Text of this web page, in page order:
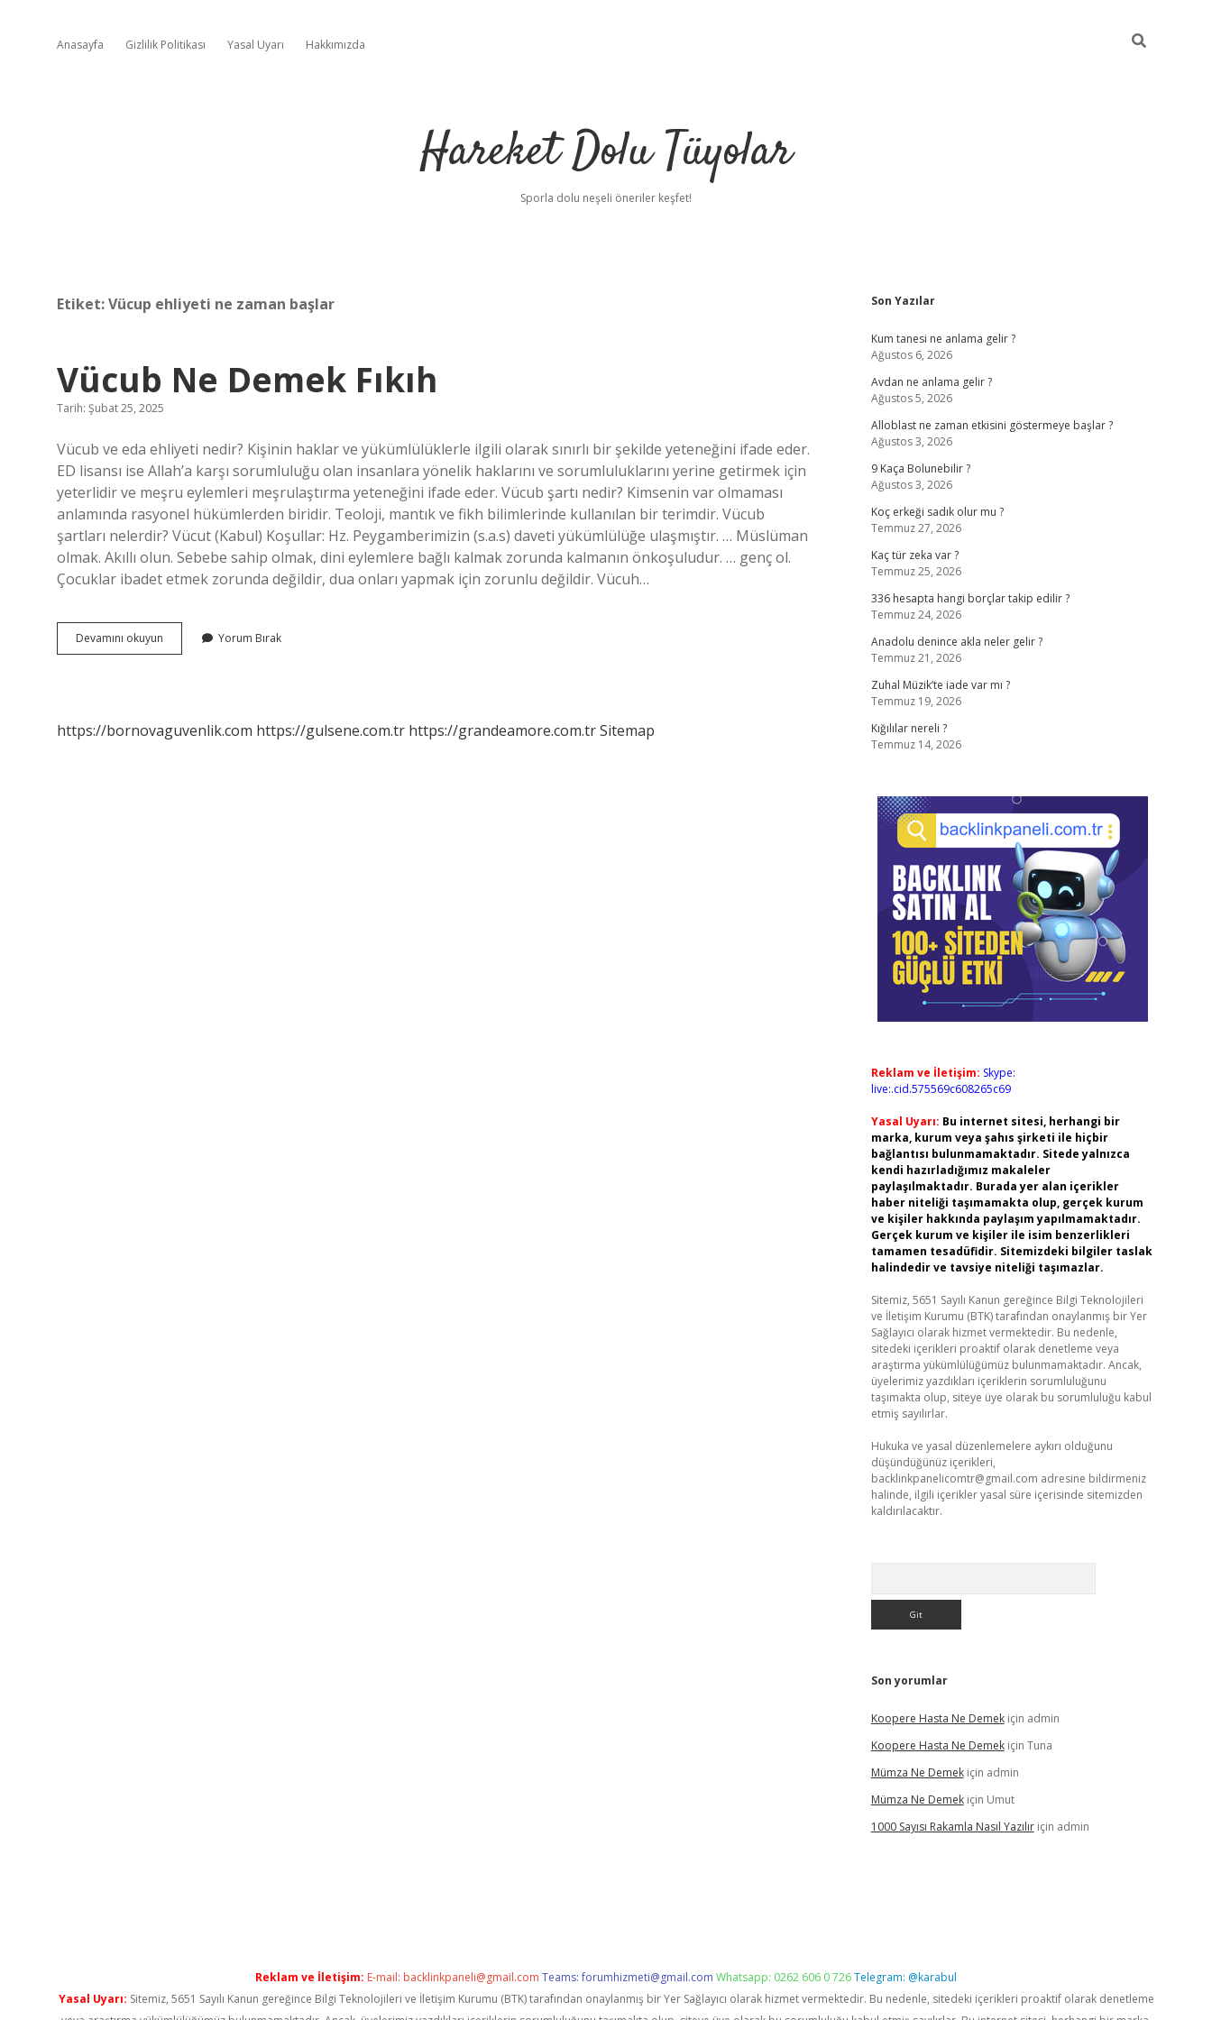
Anasayfa Gizlilik Politikası Yasal Uyarı Hakkımızda
Hareket Dolu Tüyolar
Sporla dolu neşeli öneriler keşfet!
Etiket:Vücup ehliyeti ne zaman başlar
Vücub Ne Demek Fıkıh
Tarih: Şubat 25, 2025
Vücub ve eda ehliyeti nedir? Kişinin haklar ve yükümlülüklerle ilgili olarak sınırlı bir şekilde yeteneğini ifade eder.
ED lisansı ise Allah’a karşı sorumluluğu olan insanlara yönelik haklarını ve sorumluluklarını yerine getirmek için
yeterlidir ve meşru eylemleri meşrulaştırma yeteneğini ifade eder. Vücub şartı nedir? Kimsenin var olmaması
anlamında rasyonel hükümlerden biridir. Teoloji, mantık ve fikh bilimlerinde kullanılan bir terimdir. Vücub
şartları nelerdir? Vücut (Kabul) Koşullar: Hz. Peygamberimizin (s.a.s) daveti yükümlülüğe ulaşmıştır. … Müslüman
olmak. Akıllı olun. Sebebe sahip olmak, dini eylemlere bağlı kalmak zorunda kalmanın önkoşuludur. … genç ol.
Çocuklar ibadet etmek zorunda değildir, dua onları yapmak için zorunlu değildir. Vücuh…
Devamını okuyun
Ne
Yorum Bırak
https://bornovaguvenlik.com https://gulsene.com.tr https://grandeamore.com.trSitemap
Sidebar
Son Yazılar
Kum tanesi ne anlama gelir ?
Ağustos 6, 2026
Avdan ne anlama gelir ?
Ağustos 5, 2026
Alloblast ne zaman etkisini göstermeye başlar ?
Ağustos 3, 2026
9 Kaça Bolunebilir ?
Ağustos 3, 2026
Koç erkeği sadık olur mu ?
Temmuz 27, 2026
Kaç tür zeka var ?
Temmuz 25, 2026
336 hesapta hangi borçlar takip edilir ?
Temmuz 24, 2026
Anadolu denince akla neler gelir ?
Temmuz 21, 2026
Zuhal Müzik’te iade var mı ?
Temmuz 19, 2026
Kığılılar nereli ?
Temmuz 14, 2026
Reklam ve İletişim: Skype:
live:.cid.575569c608265c69
Yasal Uyarı: Bu internet sitesi, herhangi bir
marka, kurum veya şahıs şirketi ile hiçbir
bağlantısı bulunmamaktadır. Sitede yalnızca
kendi hazırladığımız makaleler
paylaşılmaktadır. Burada yer alan içerikler
haber niteliği taşımamakta olup, gerçek kurum
ve kişiler hakkında paylaşım yapılmamaktadır.
Gerçek kurum ve kişiler ile isim benzerlikleri
tamamen tesadüfidir. Sitemizdeki bilgiler taslak
halindedir ve tavsiye niteliği taşımazlar.
Sitemiz, 5651 Sayılı Kanun gereğince Bilgi Teknolojileri
ve İletişim Kurumu (BTK) tarafından onaylanmış bir Yer
Sağlayıcı olarak hizmet vermektedir. Bu nedenle,
sitedeki içerikleri proaktif olarak denetleme veya
araştırma yükümlülüğümüz bulunmamaktadır. Ancak,
üyelerimiz yazdıkları içeriklerin sorumluluğunu
taşımakta olup, siteye üye olarak bu sorumluluğu kabul
etmiş sayılırlar.
Hukuka ve yasal düzenlemelere aykırı olduğunu
düşündüğünüz içerikleri,
backlinkpanelicomtr@gmail.com adresine bildirmeniz
halinde, ilgili içerikler yasal süre içerisinde sitemizden
kaldırılacaktır.
Son yorumlar
Koopere Hasta Ne Demekiçin admin
Koopere Hasta Ne Demekiçin Tuna
Mümza Ne Demekiçin admin
Mümza Ne Demekiçin Umut
1000 Sayısı Rakamla Nasıl Yazılıriçin admin
Reklam ve İletişim: E-mail: backlinkpaneli@gmail.com Teams:forumhizmeti@gmail.com Whatsapp: 0262 606 0 726Telegram: @karabul
Yasal Uyarı: Sitemiz, 5651 Sayılı Kanun gereğince Bilgi Teknolojileri ve İletişim Kurumu (BTK) tarafından onaylanmış bir Yer Sağlayıcı olarak hizmet vermektedir. Bu nedenle, sitedeki içerikleri proaktif olarak denetleme